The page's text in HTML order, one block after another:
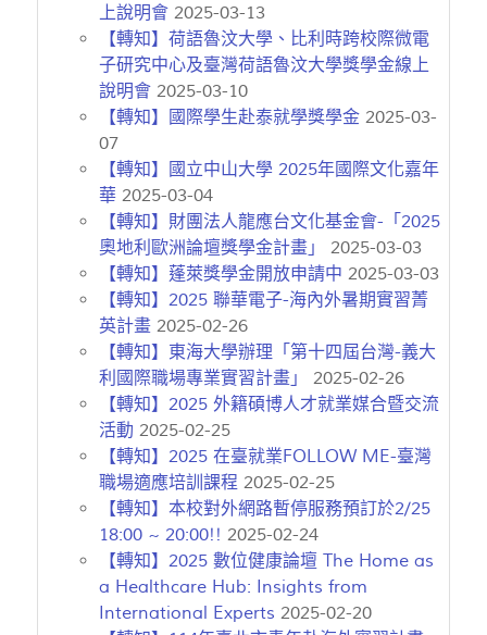
上說明會 2025-03-13
【轉知】荷語魯汶大學、比利時跨校際微電
子研究中心及臺灣荷語魯汶大學獎學金線上
說明會 2025-03-10
【轉知】國際學生赴泰就學獎學金 2025-03-
07
【轉知】國立中山大學 2025年國際文化嘉年
華 2025-03-04
【轉知】財團法人龍應台文化基金會-「2025
奧地利歐洲論壇獎學金計畫」 2025-03-03
【轉知】蓬萊獎學金開放申請中 2025-03-03
【轉知】2025 聯華電子-海內外暑期實習菁
英計畫 2025-02-26
【轉知】東海大學辦理「第十四屆台灣-義大
利國際職場專業實習計畫」 2025-02-26
【轉知】2025 外籍碩博人才就業媒合暨交流
活動 2025-02-25
【轉知】2025 在臺就業FOLLOW ME-臺灣
職場適應培訓課程 2025-02-25
【轉知】本校對外網路暫停服務預訂於2/25
18:00 ~ 20:00!! 2025-02-24
【轉知】2025 數位健康論壇 The Home as
a Healthcare Hub: Insights from
International Experts 2025-02-20